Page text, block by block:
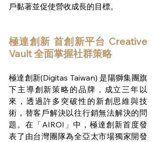
戶黏著並促使營收成長的目標。
極達創新 首創新平台 Creative
Vault 全面掌握社群策略
極達創新(Digitas Taiwan) 是陽獅集團旗
下主導創新策略的品牌，成立三年以
來，透過許多突破性的新創思維與技
術，替客戶解決以往行銷無法解決的問
題。在「AIROI」中，極達創新首度發
表了由台灣團隊為全亞太市場獨家開發